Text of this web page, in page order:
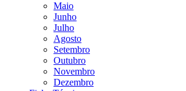
Maio
Junho
Julho
Agosto
Setembro
Outubro
Novembro
Dezembro